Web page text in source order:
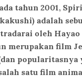
tahun 2001,
adalah
oleh
merupakan film
popularitasnya
satu film